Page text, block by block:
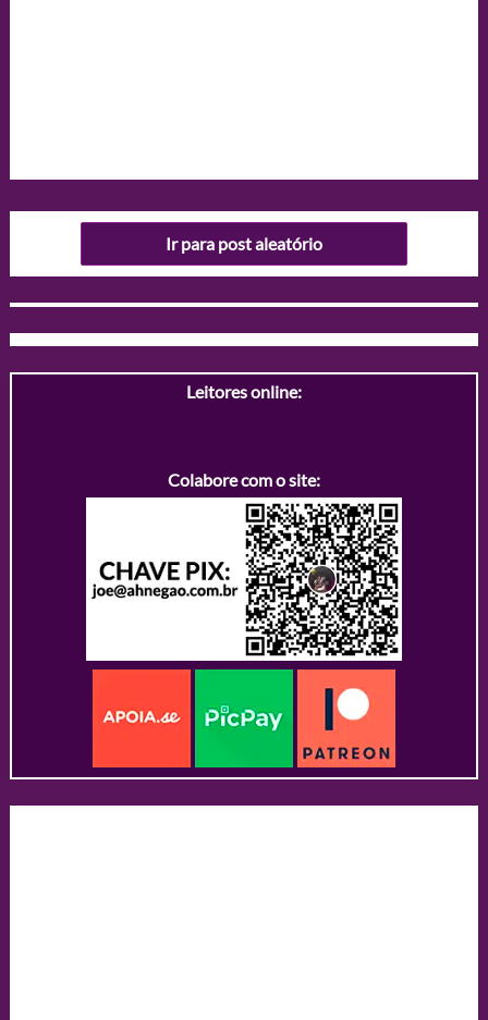
Ir para post aleatório
Leitores online:
Colabore com o site: